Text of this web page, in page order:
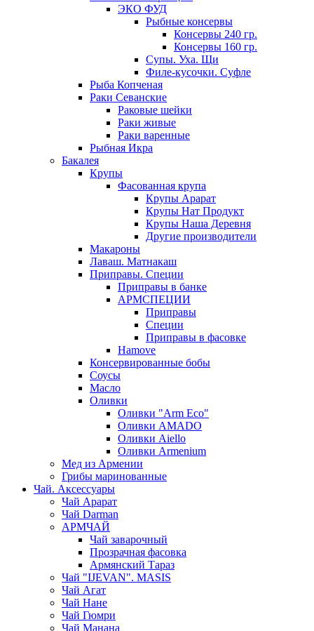
ЭКО ФУД
Рыбные консервы
Консервы 240 гр.
Консервы 160 гр.
Супы. Уха. Щи
Филе-кусочки. Суфле
Рыба Копченая
Раки Севанские
Раковые шейки
Раки живые
Раки варенные
Рыбная Икра
Бакалея
Крупы
Фасованная крупа
Крупы Арарат
Крупы Нат Продукт
Крупы Наша Деревня
Другие производители
Макароны
Лаваш. Матнакаш
Приправы. Специи
Приправы в банке
АРМСПЕЦИИ
Приправы
Специи
Приправы в фасовке
Hamove
Консервированные бобы
Соусы
Масло
Оливки
Оливки "Arm Eco"
Оливки AMADO
Оливки Aiello
Оливки Armenium
Мед из Армении
Грибы маринованные
Чай. Аксессуары
Чай Арарат
Чай Darman
АРМЧАЙ
Чай заварочный
Прозрачная фасовка
Армянский Тараз
Чай "IJEVAN". MASIS
Чай Агат
Чай Нане
Чай Гюмри
Чай Манана